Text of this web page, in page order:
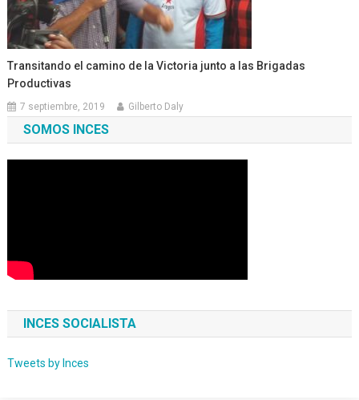
Transitando el camino de la Victoria junto a las Brigadas
Productivas
7 septiembre, 2019 Gilberto Daly
SOMOS INCES
INCES SOCIALISTA
Tweets by Inces